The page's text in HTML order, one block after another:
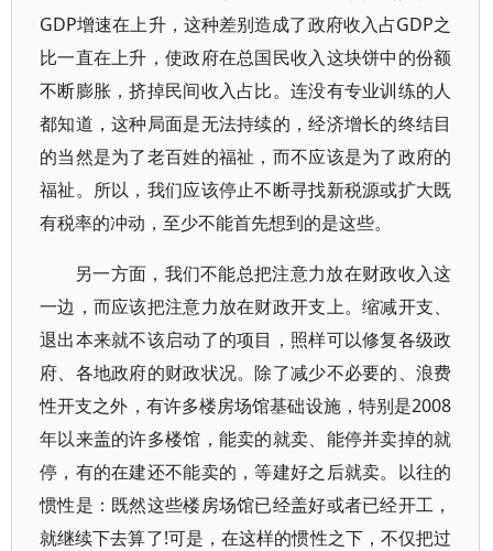
GDP增速在上升，这种差别造成了政府收入占GDP之
比一直在上升，使政府在总国民收入这块饼中的份额
不断膨胀，挤掉民间收入占比。连没有专业训练的人
都知道，这种局面是无法持续的，经济增长的终结目
的当然是为了老百姓的福祉，而不应该是为了政府的
福祉。所以，我们应该停止不断寻找新税源或扩大既
有税率的冲动，至少不能首先想到的是这些。
另一方面，我们不能总把注意力放在财政收入这
一边，而应该把注意力放在财政开支上。缩减开支、
退出本来就不该启动了的项目，照样可以修复各级政
府、各地政府的财政状况。除了减少不必要的、浪费
性开支之外，有许多楼房场馆基础设施，特别是2008
年以来盖的许多楼馆，能卖的就卖、能停并卖掉的就
停，有的在建还不能卖的，等建好之后就卖。以往的
惯性是：既然这些楼房场馆已经盖好或者已经开工，
就继续下去算了!可是，在这样的惯性之下，不仅把过